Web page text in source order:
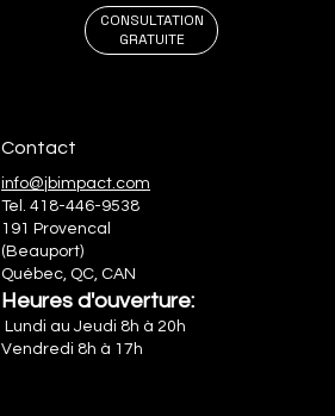
Contact
info@jbimpact.com
Tel.418-446-9538
191 Provencal
(Beauport)
Québec, QC, CAN
Heures d'ouverture:
Lundi au Jeudi 8h à 20h
Vendredi 8h à 17h
CONSULTATION
GRATUITE